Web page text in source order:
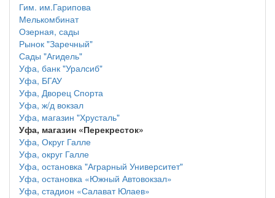
Гим. им.Гарипова
Мелькомбинат
Озерная, сады
Рынок "Заречный"
Сады "Агидель"
Уфа, банк "Уралсиб"
Уфа, БГАУ
Уфа, Дворец Спорта
Уфа, ж/д вокзал
Уфа, магазин "Хрусталь"
Уфа, магазин «Перекресток»
Уфа, Округ Галле
Уфа, округ Галле
Уфа, остановка "Аграрный Университет"
Уфа, остановка «Южный Автовокзал»
Уфа, стадион «Салават Юлаев»